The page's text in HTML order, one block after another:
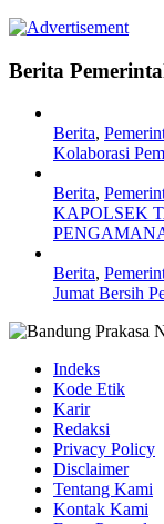
Berita
Berita,
Kolaborasi
Berita,
KAPOLSEK
Berita,
Jumat Bersih
Indeks
Kode Etik
Karir
Redaksi
Privacy Policy
Disclaimer
Tentang Kami
Kontak Kami